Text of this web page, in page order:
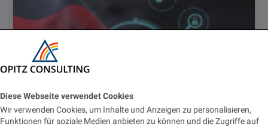
Diese Webseite verwendet Cookies
Wir verwenden Cookies, um Inhalte und Anzeigen zu personalisieren,
Funktionen für soziale Medien anbieten zu können und die Zugriffe auf